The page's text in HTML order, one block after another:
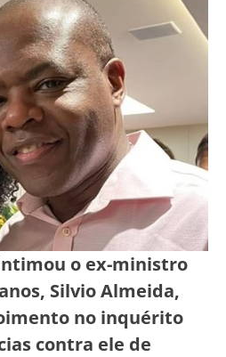
o ex-ministro
Silvio Almeida,
no inquérito
contra ele de